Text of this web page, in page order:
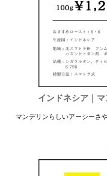
インドネシア｜
マンデリンらしいアーシーさ